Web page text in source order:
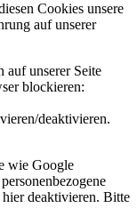
Cookies unsere
auf unserer
auf unserer Seite
blockieren:
deaktivieren.
wie Google
deaktivieren. Bitte